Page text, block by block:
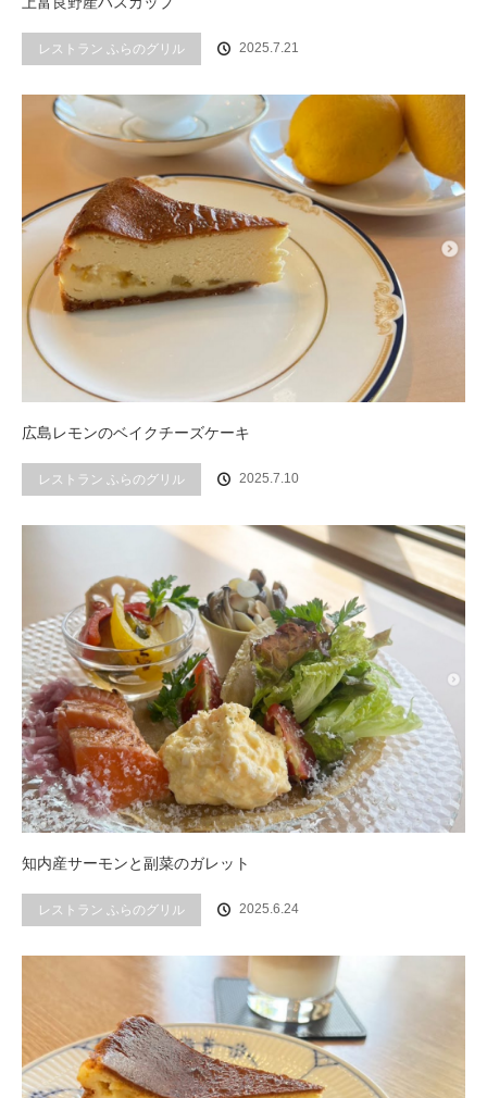
レストラン ふらのグリル 2025.7.21
広島レモンのベイクチーズケーキ
レストラン ふらのグリル 2025.7.10
知内産サーモンと副菜のガレット
レストラン ふらのグリル 2025.6.24